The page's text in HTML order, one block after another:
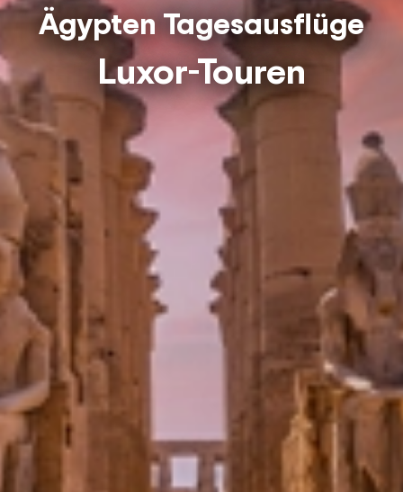
Ägypten Tagesausflüge
Luxor-Touren